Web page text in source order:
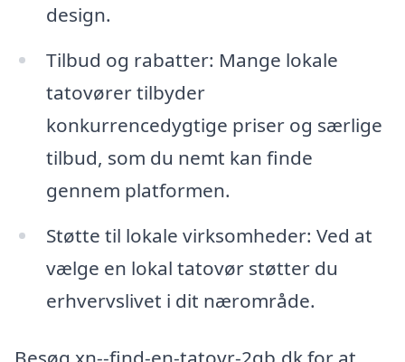
design.
Tilbud og rabatter: Mange lokale
tatovører tilbyder
konkurrencedygtige priser og særlige
tilbud, som du nemt kan finde
gennem platformen.
Støtte til lokale virksomheder: Ved at
vælge en lokal tatovør støtter du
erhvervslivet i dit nærområde.